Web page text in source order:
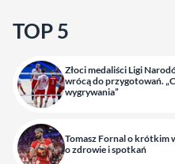
TOP 5
Złoci medaliści Ligi
wrócą do przygotowań.
wygrywania”
Tomasz Fornal o krótkim
o zdrowie i spotkań